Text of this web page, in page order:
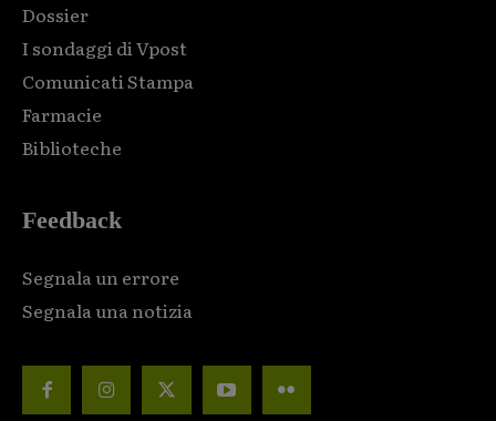
Dossier
I sondaggi di Vpost
Comunicati Stampa
Farmacie
Biblioteche
Feedback
Segnala un errore
Segnala una notizia